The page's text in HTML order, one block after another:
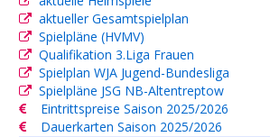
aktueller Gesamtspielplan
Spielpläne (HVMV)
Qualifikation 3.Liga Frauen
Spielplan WJA Jugend-Bundesliga
Spielpläne JSG NB-Altentreptow
Eintrittspreise Saison 2025/2026
Dauerkarten Saison 2025/2026